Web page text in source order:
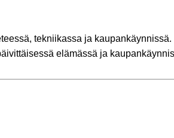
tekniikassa ja kaupankäynnissä.
elämässä ja